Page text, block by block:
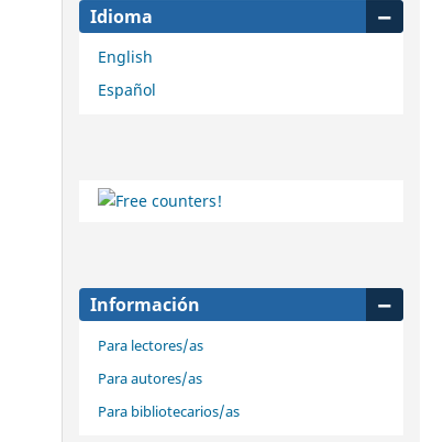
Idioma
English
Español
Información
Para lectores/as
Para autores/as
Para bibliotecarios/as